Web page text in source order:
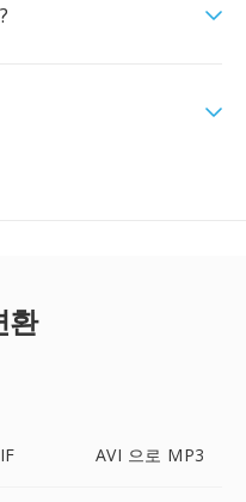
환
AVI 으로 MP3